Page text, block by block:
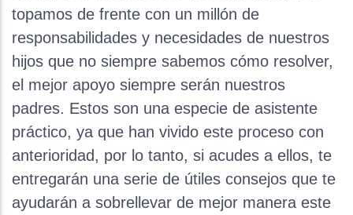
topamos de frente con un millón de
responsabilidades y necesidades de nuestros
hijos que no siempre sabemos cómo resolver,
el mejor apoyo siempre serán nuestros
padres. Estos son una especie de asistente
práctico, ya que han vivido este proceso con
anterioridad, por lo tanto, si acudes a ellos, te
entregarán una serie de útiles consejos que te
ayudarán a sobrellevar de mejor manera este